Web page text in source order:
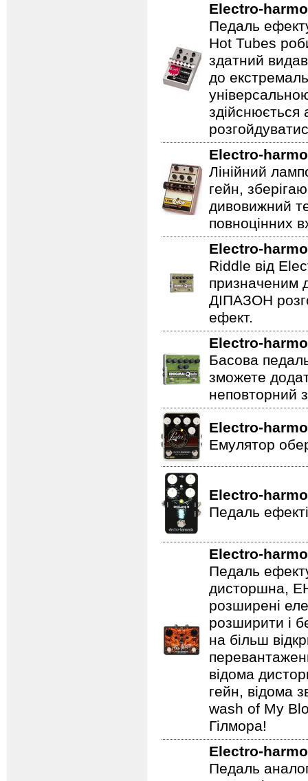
Electro-
Педаль
Hot Tubes
здатний
до
Electro-
Лінійний
гейн,
дивовижний
повноцінних
Electro-
Riddle від
призначеним
ДІПАЗОН
ефект.
Electro-
Басова
зможете
неповторний
Electro-
Емулятор
Electro-
Педаль
Electro-
Педаль
дисторшна,
розширені
розширити і
на більш
відома
гейн, відома
wash of My
Гілмора!
Electro-
Педаль